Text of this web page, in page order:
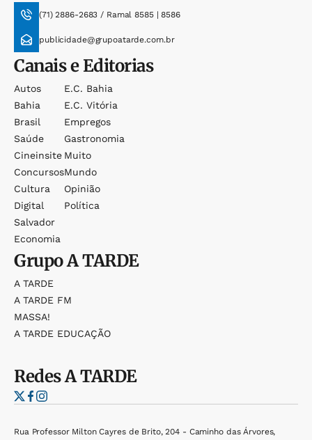
(71) 2886-2683 / Ramal 8585 | 8586
publicidade@grupoatarde.com.br
Canais e Editorias
Autos
Bahia
Brasil
Saúde
Cineinsite
Concursos
Cultura
Digital
Salvador
Economia
E.c. Bahia
E.c. Vitória
Empregos
Gastronomia
Muito
Mundo
Opinião
Política
GrupoA TARDE
A TARDE
A TARDE FM
MASSA!
A TARDE EDUCAÇÃO
RedesA TARDE
Rua Professor Milton Cayres de Brito, 204 - Caminho das Árvores,